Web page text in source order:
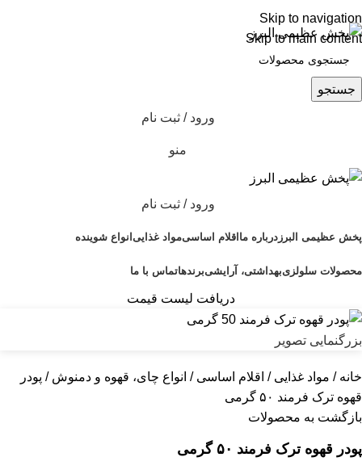
Skip to navigation
Skip to main content
جستجو
ورود / ثبت نام
منو
ورود / ثبت نام
پخش عظیمی البرز درباره مااقلام اساسیمواد غذاییانواع شوینده
محصولات سلولزیبهداشتی، آرایشیبرندهاتماس با ما
دریافت لیست قیمت
بزرگنمایی تصویر
خانه مواد غذایی اقلام اساسی انواع چای، قهوه و دمنوش پودر
قهوه ترک فرمند ۵۰ گرمی
بازگشت به محصولات
پودر قهوه ترک فرمند ۵۰ گرمی